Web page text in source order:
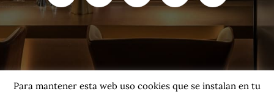
Para mantener esta web uso cookies que se instalan en tu